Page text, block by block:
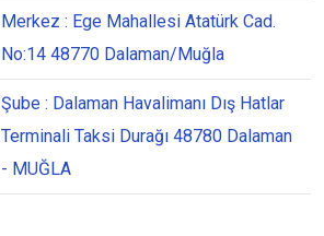
Merkez : Ege Mahallesi Atatürk Cad.
No:14 48770 Dalaman/Muğla
Şube : Dalaman Havalimanı Dış Hatlar
Terminali Taksi Durağı 48780 Dalaman
- MUĞLA